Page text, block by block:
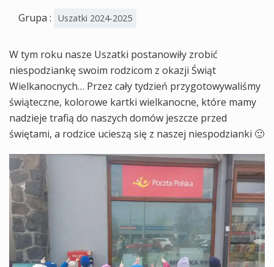
Grupa : Uszatki 2024-2025
W tym roku nasze Uszatki postanowiły zrobić
niespodziankę swoim rodzicom z okazji Świąt
Wielkanocnych… Przez cały tydzień przygotowywaliśmy
świąteczne, kolorowe kartki wielkanocne, które mamy
nadzieje trafią do naszych domów jeszcze przed
świętami, a rodzice ucieszą się z naszej niespodzianki 🙂